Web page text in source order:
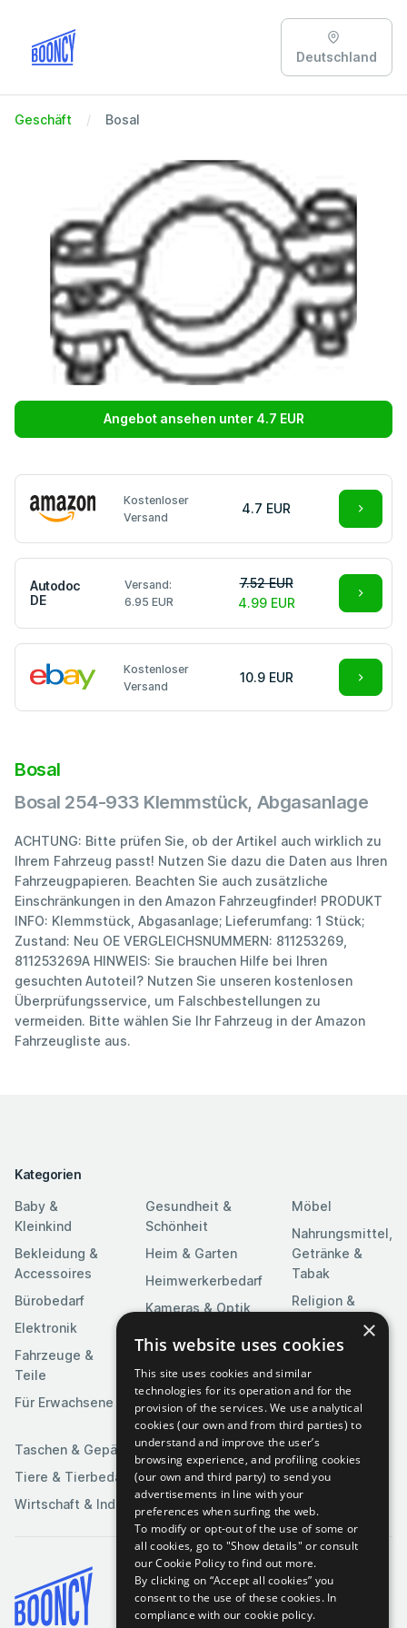
Deutschland
Geschäft Bosal
Angebot ansehen unter 4.7 EUR
Kostenloser
Versand
4.7 EUR
Autodoc
DE
Versand:
6.95 EUR
7.52 EUR
4.99 EUR
Kostenloser
Versand
10.9 EUR
Bosal
Bosal 254-933 Klemmstück, Abgasanlage
ACHTUNG: Bitte prüfen Sie, ob der Artikel auch wirklich zu
Ihrem Fahrzeug passt! Nutzen Sie dazu die Daten aus Ihren
Fahrzeugpapieren. Beachten Sie auch zusätzliche
Einschränkungen in den Amazon Fahrzeugfinder! PRODUKT
INFO: Klemmstück, Abgasanlage; Lieferumfang: 1 Stück;
Zustand: Neu OE VERGLEICHSNUMMERN: 811253269,
811253269A HINWEIS: Sie brauchen Hilfe bei Ihren
gesuchten Autoteil? Nutzen Sie unseren kostenlosen
Überprüfungsservice, um Falschbestellungen zu
vermeiden. Bitte wählen Sie Ihr Fahrzeug in der Amazon
Fahrzeugliste aus.
Kategorien
Baby &
Kleinkind
Bekleidung &
Accessoires
Bürobedarf
Elektronik
Fahrzeuge &
Teile
Für Erwachsene
Gesundheit &
Schönheit
Heim & Garten
Heimwerkerbedarf
Kameras & Optik
Kunst &
Unterhaltung
Medien
Möbel
Nahrungsmittel,
Getränke &
Tabak
Religion &
Feierlichkeiten
Software
Spielzeuge &
Spiele
Sportartikel
Taschen & Gepäck
Tiere & Tierbedarf
Wirtschaft & Industrie
Bedingungen & Konditionen
Cookie-Richtlinie
×
This website uses cookies
This site uses cookies and similar
technologies for its operation and for the
provision of the services. We use analytical
cookies (our own and from third parties) to
understand and improve the user’s
browsing experience, and profiling cookies
(our own and third party) to send you
advertisements in line with your
preferences when surfing the web.
To modify or opt-out of the use of some or
all cookies, go to "Show details" or consult
our Cookie Policy to find out more.
By clicking on “Accept all cookies” you
consent to the use of these cookies. In
compliance with our cookie policy.